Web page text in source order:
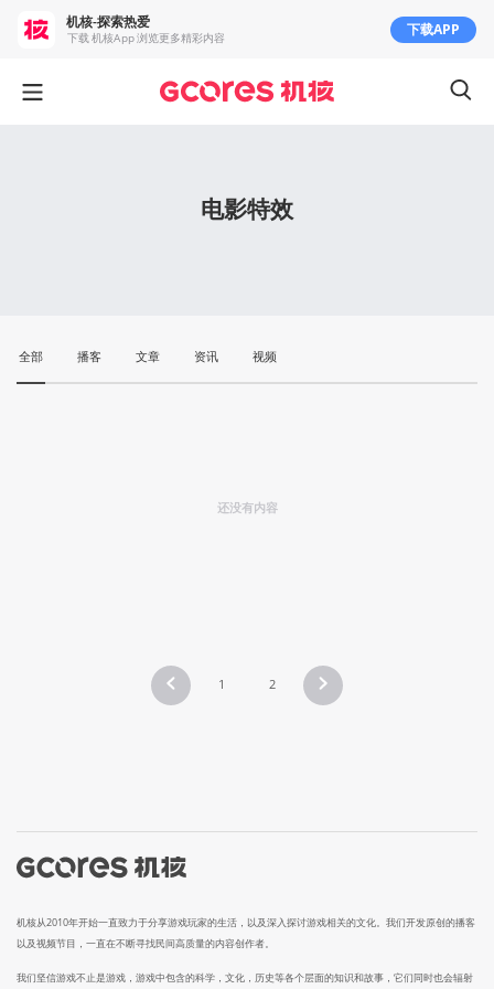
电影特效
全部 播客 文章 资讯 视频
还没有内容
1 2
机核从2010年开始一直致力于分享游戏玩家的生活，以及深入探讨游戏相关的文化。我们开发原创的播客
以及视频节目，一直在不断寻找民间高质量的内容创作者。
我们坚信游戏不止是游戏，游戏中包含的科学，文化，历史等各个层面的知识和故事，它们同时也会辐射
机核-探索热爱
下载 机核App 浏览更多精彩内容 下载APP